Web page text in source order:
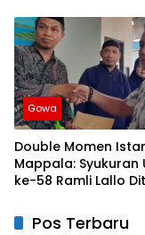
Gowa
Double Momen
Mappala: Syukuran
ke-58 Ramli Lallo
IbadahPos Terbaru